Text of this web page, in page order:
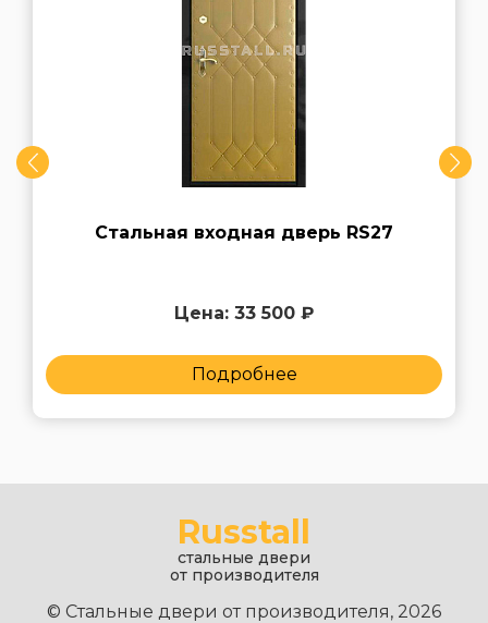
Стальная входная дверь RS27
Цена: 33 500 ₽
Подробнее
Russtall
стальные двери
от производителя
© Стальные двери от производителя, 2026